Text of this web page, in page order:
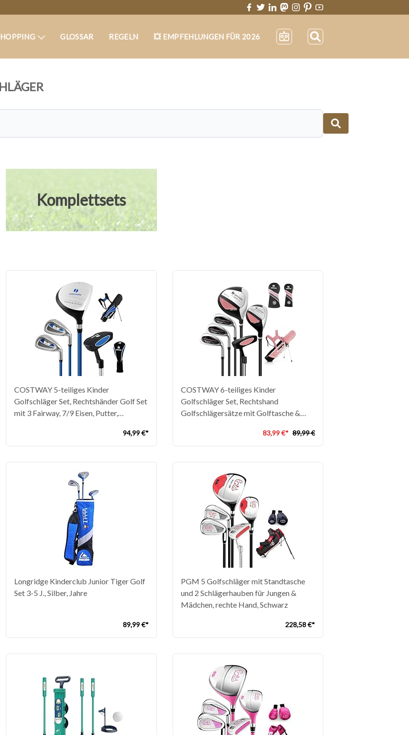
GLOSSAR REGELN 💥 EMPFEHLUNGEN FÜR 2026
Komplettsets
COSTWAY 5-teiliges Kinder
Golfschläger Set, Rechtshänder Golf Set
mit 3 Fairway, 7/9 Eisen, Putter,
Golfschlägersätze für Kinder von 11-13
Jahren (Blau)
94,99 €*
COSTWAY 6-teiliges Kinder
Golfschläger Set, Rechtshand
Golfschlägersätze mit Golftasche &
7/9/S Eisen, 1 Driver, 4 Hybrid & Putter
für 11-13 Jahren Kinder(Rosa)
83,99 €* 89,99 €
Longridge Kinderclub Junior Tiger Golf
Set 3-5 J., Silber, Jahre
89,99 €*
PGM 5 Golfschläger mit Standtasche
und 2 Schlägerhauben für Jungen &
Mädchen, rechte Hand, Schwarz
228,58 €*